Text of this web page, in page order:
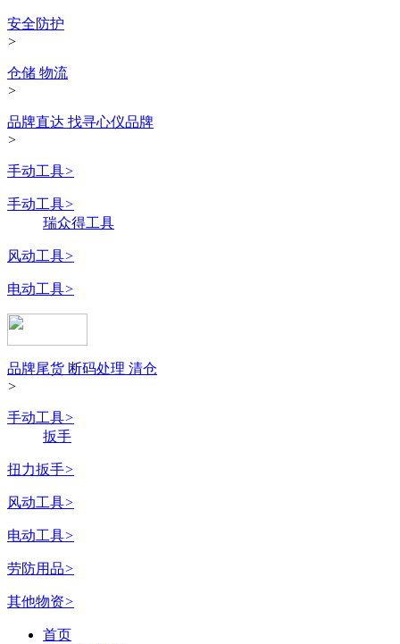
安全防护
>
仓储 物流
>
品牌直达 找寻心仪品牌
>
手动工具>
手动工具>
瑞众得工具
风动工具>
电动工具>
品牌尾货 断码处理 清仓
>
手动工具>
扳手
扭力扳手>
风动工具>
电动工具>
劳防用品>
其他物资>
首页